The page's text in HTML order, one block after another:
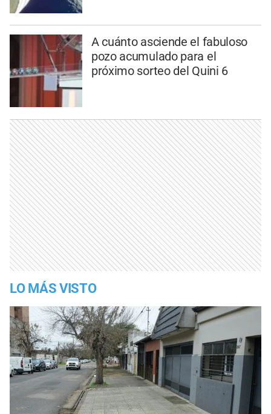
A cuánto asciende el fabuloso
pozo acumulado para el
próximo sorteo del Quini 6
LO MÁS VISTO